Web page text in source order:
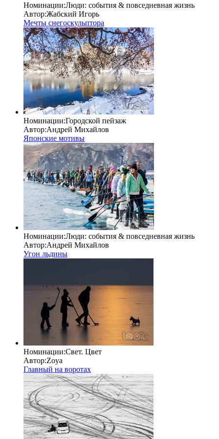
Номинации:Люди: cобытия & повседневная жизнь
Автор:Жабский Игорь
Мечты снегоскульптора
Номинации:Городской пейзаж
Автор:Андрей Михайлов
Японские мотивы
Номинации:Люди: cобытия & повседневная жизнь
Автор:Андрей Михайлов
Угон льдины
Номинации:Свет. Цвет
Автор:Zoya
Главный на воротах